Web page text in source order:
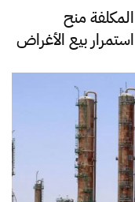
منح
بيع الأغراض